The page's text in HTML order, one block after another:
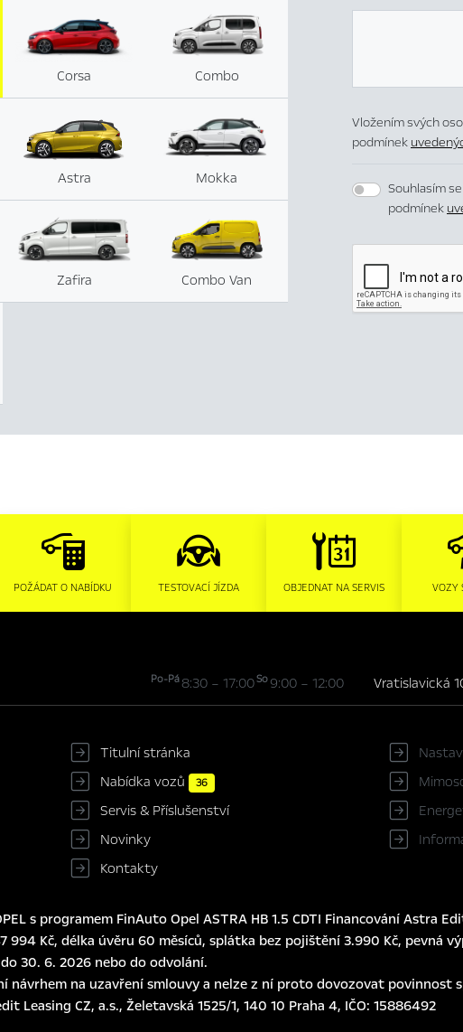
Corsa Combo
Astra Mokka
Zafira Combo Van
Vložením svých
podmínek
Souhlasím
podmínek
POŽÁDAT O NABÍDKU TESTOVACÍ JÍZDA OBJEDNAT NA SERVIS VOZY
Po-Pá8:30 – 17:00So 9:00 – 12:00 Vratislavická
Titulní stránka
Nabídka vozů 36
Servis & Příslušenství
Novinky
Kontakty
s programem FinAuto Opel ASTRA HB 1.5 CDTI Financování Astra
Kč, délka úvěru 60 měsíců, splátka bez pojištění 3.990 Kč, pevná
30. 6. 2026 nebo do odvolání.
na uzavření smlouvy a nelze z ní proto dovozovat povinnost
Leasing CZ, a.s., Želetavská 1525/1, 140 10 Praha 4, IČO: 15886492